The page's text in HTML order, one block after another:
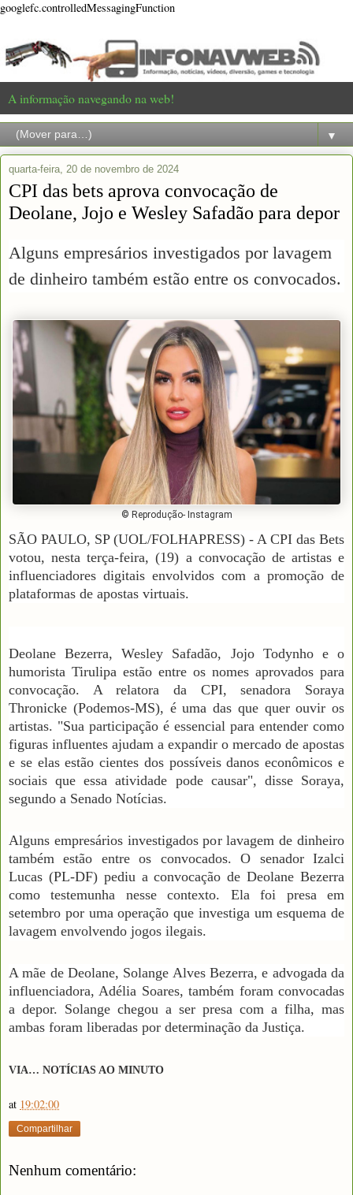
googlefc.controlledMessagingFunction
A informação navegando na web!
▼
quarta-feira, 20 de novembro de 2024
CPI das bets aprova convocação de
Deolane, Jojo e Wesley Safadão para depor
Alguns empresários investigados por lavagem
de dinheiro também estão entre os convocados.
© Reprodução- Instagram
SÃO PAULO, SP (UOL/FOLHAPRESS) - A CPI das Bets
votou, nesta terça-feira, (19) a convocação de artistas e
influenciadores digitais envolvidos com a promoção de
plataformas de apostas virtuais.
Deolane Bezerra, Wesley Safadão, Jojo Todynho e o
humorista Tirulipa estão entre os nomes aprovados para
convocação. A relatora da CPI, senadora Soraya
Thronicke (Podemos-MS), é uma das que quer ouvir os
artistas. "Sua participação é essencial para entender como
figuras influentes ajudam a expandir o mercado de apostas
e se elas estão cientes dos possíveis danos econômicos e
sociais que essa atividade pode causar", disse Soraya,
segundo a Senado Notícias.
Alguns empresários investigados por lavagem de dinheiro
também estão entre os convocados. O senador Izalci
Lucas (PL-DF) pediu a convocação de Deolane Bezerra
como testemunha nesse contexto. Ela foi presa em
setembro por uma operação que investiga um esquema de
lavagem envolvendo jogos ilegais.
A mãe de Deolane, Solange Alves Bezerra, e advogada da
influenciadora, Adélia Soares, também foram convocadas
a depor. Solange chegou a ser presa com a filha, mas
ambas foram liberadas por determinação da Justiça.
VIA… NOTÍCIAS AO MINUTO
at 19:02:00
Compartilhar
Nenhum comentário: